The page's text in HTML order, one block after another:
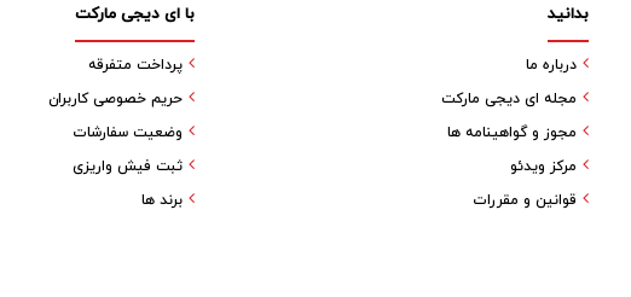
با ای دیجی مارکت
پرداخت متفرقه
حریم خصوصی کاربران
وضعیت سفارشات
ثبت فیش واریزی
برند ها
بدانید
درباره ما
مجله ای دیجی مارکت
مجوز و گواهینامه ها
مرکز ویدئو
قوانین و مقررات